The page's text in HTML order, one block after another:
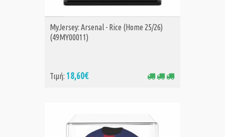
ΑΓΟΡΑ
MyJersey: Arsenal - Rice (Home 25/26)
(49MY00011)
Τιμή: 18,60€